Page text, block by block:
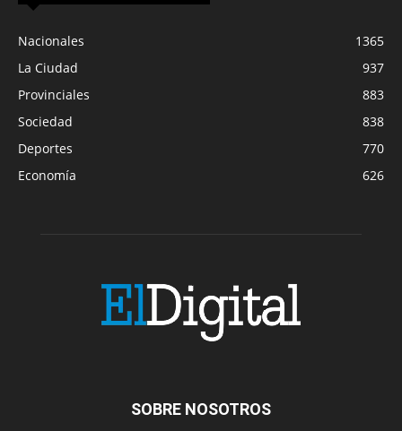
Nacionales
1365
La Ciudad
937
Provinciales
883
Sociedad
838
Deportes
770
Economía
626
SOBRE NOSOTROS